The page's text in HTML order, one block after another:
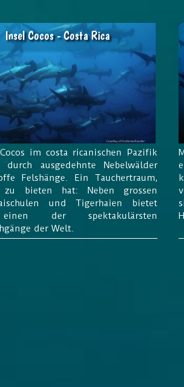
Insel Cocos - Costa Rica
im costa ricanischen Pazifik
durch ausgedehnte Nebelwälder
Felshänge. Ein Tauchertraum,
bieten hat: Neben grossen
und Tigerhaien bietet
der spektakulärsten
der Welt.